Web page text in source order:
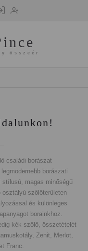
összeér
családi borászat
borászati
magas minőségű
szőlőterületen
és különleges
borainkhoz.
kék szőlő, összetételét
Zenit, Merlot,
Franc.